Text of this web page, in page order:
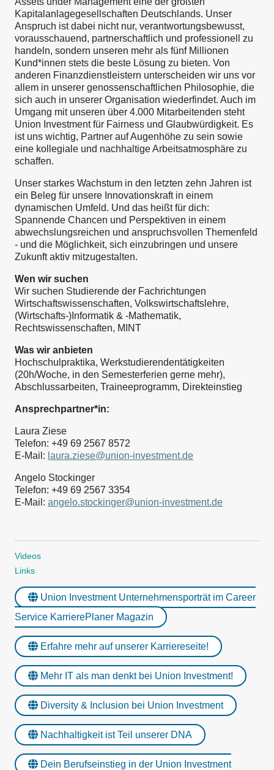
Kapitalanlagegesellschaften Deutschlands. Unser
Anspruch ist dabei nicht nur, verantwortungsbewusst,
vorausschauend, partnerschaftlich und professionell zu
handeln, sondern unseren mehr als fünf Millionen
Kund*innen stets die beste Lösung zu bieten. Von
anderen Finanzdienstleistern unterscheiden wir uns vor
allem in unserer genossenschaftlichen Philosophie, die
sich auch in unserer Organisation wiederfindet. Auch im
Umgang mit unseren über 4.000 Mitarbeitenden steht
Union Investment für Fairness und Glaubwürdigkeit. Es
ist uns wichtig, Partner auf Augenhöhe zu sein sowie
eine kollegiale und nachhaltige Arbeitsatmosphäre zu
schaffen.
Unser starkes Wachstum in den letzten zehn Jahren ist
ein Beleg für unsere Innovationskraft in einem
dynamischen Umfeld. Und das heißt für dich:
Spannende Chancen und Perspektiven in einem
abwechslungsreichen und anspruchsvollen Themenfeld
- und die Möglichkeit, sich einzubringen und unsere
Zukunft aktiv mitzugestalten.
Wen wir suchen
Wir suchen Studierende der Fachrichtungen
Wirtschaftswissenschaften, Volkswirtschaftslehre,
(Wirtschafts-)Informatik & -Mathematik,
Rechtswissenschaften, MINT
Was wir anbieten
Hochschulpraktika, Werkstudierendentätigkeiten
(20h/Woche, in den Semesterferien gerne mehr),
Abschlussarbeiten, Traineeprogramm, Direkteinstieg
Ansprechpartner*in:
Laura Ziese
Telefon: +49 69 2567 8572
E-Mail: laura.ziese@union-investment.de
Angelo Stockinger
Telefon: +49 69 2567 3354
E-Mail: angelo.stockinger@union-investment.de
Videos
Links
Union Investment Unternehmensporträt im Career
Service KarrierePlaner Magazin
Erfahre mehr auf unserer Karriereseite!
Mehr IT als man denkt bei Union Investment!
Diversity & Inclusion bei Union Investment
Nachhaltigkeit ist Teil unserer DNA
Dein Berufseinstieg in der Union Investment